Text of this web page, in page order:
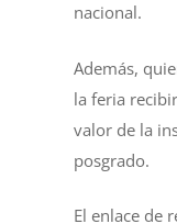
nacional.
Además,
la feria
valor de la
posgrado.
El enlace de